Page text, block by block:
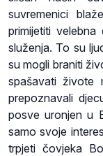
suvremenici
primijetiti
služenja. To su
su mogli braniti
spašavati živote
prepoznavali
posve uronjen u
samo svoje
trpjeti čovjeka